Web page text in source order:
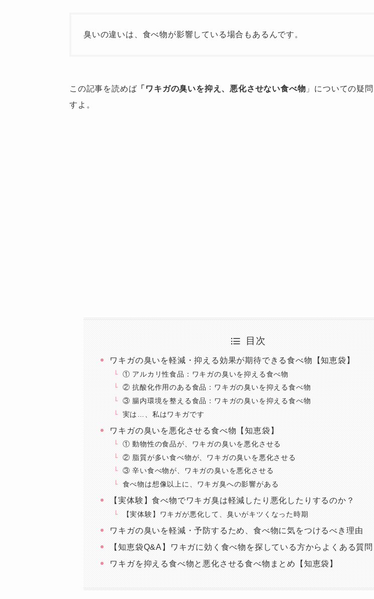
臭いの違いは、食べ物が影響している場合もあるんです。
この記事を読めば 「ワキガの臭いを抑え、悪化させない食べ物 」についての疑
すよ。
目次
ワキガの臭いを軽減・抑える効果が期待できる食べ物【知恵袋】
① アルカリ性食品：ワキガの臭いを抑える食べ物
② 抗酸化作用のある食品：ワキガの臭いを抑える食べ物
③ 腸内環境を整える食品：ワキガの臭いを抑える食べ物
実は…、私はワキガです
ワキガの臭いを悪化させる食べ物【知恵袋】
① 動物性の食品が、ワキガの臭いを悪化させる
② 脂質が多い食べ物が、ワキガの臭いを悪化させる
③ 辛い食べ物が、ワキガの臭いを悪化させる
食べ物は想像以上に、ワキガ臭への影響がある
【実体験】食べ物でワキガ臭は軽減したり悪化したりするのか？
【実体験】ワキガが悪化して、臭いがキツくなった時期
ワキガの臭いを軽減・予防するため、食べ物に気をつけるべき理由
【知恵袋Q&A】ワキガに効く食べ物を探している方からよくある質問
ワキガを抑える食べ物と悪化させる食べ物まとめ【知恵袋】